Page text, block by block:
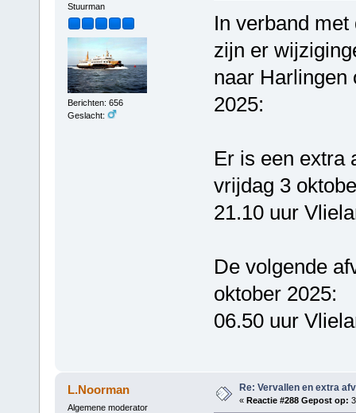
Stuurman
Berichten: 656
Geslacht:
In verband
zijn er
naar Harlingen
2025:
Er is een extra
vrijdag 3
21.10 uur
De volgende
oktober 2025:
06.50 uur
L.Noorman
Algemene moderator
Re: Vervallen en extra
« Reactie #288 Gepost op: